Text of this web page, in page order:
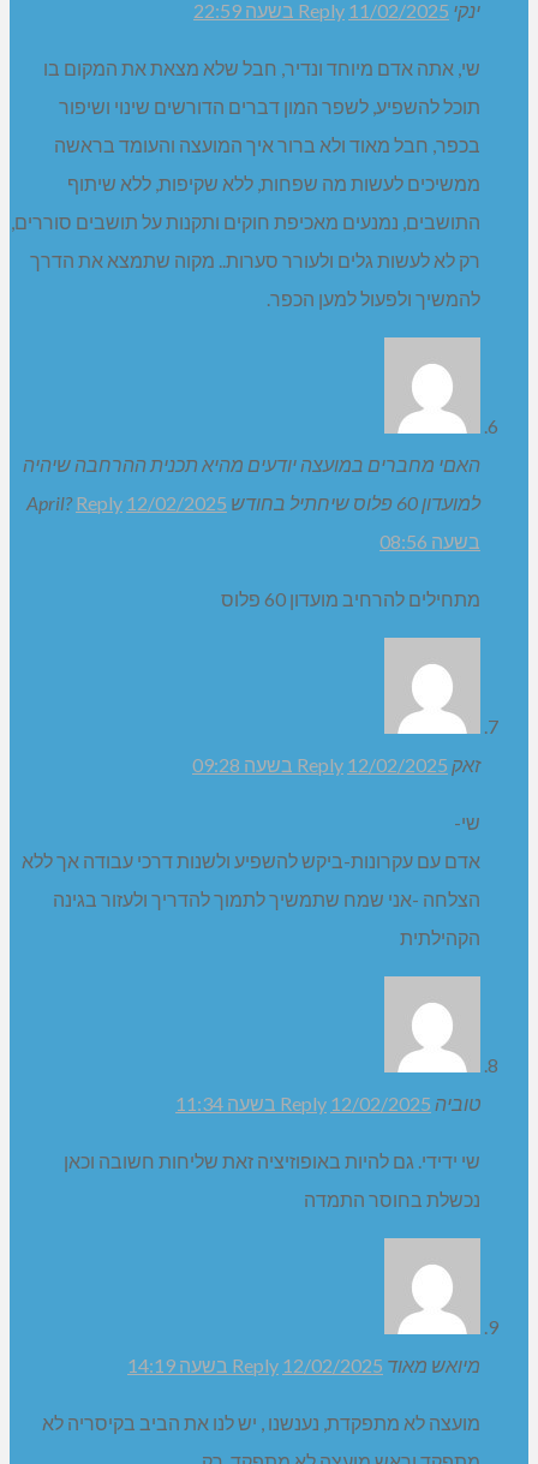
יורם Reply 11/02/2025 בשעה 21:58
תושבי כפר ורדים יפספסו אדם ערכי , חכם , מסור
והאמת – מבין אותו
11/02/2025 בשעה 22:08
שי…מצדיע לך על היושרה שלך וההליכה שלך בדרך בה אתה
מאמין!! תודה על העבודה והשרות שנתת לציבור ולקהילת
הכפר כולם כאחד!!
11/02/2025 בשעה 22:59
שי, אתה אדם מיוחד ונדיר, חבל שלא מצאת את המקום בו
תוכל להשפיע, לשפר המון דברים הדורשים שינוי ושיפור
בכפר, חבל מאוד ולא ברור איך המועצה והעומד בראשה
ממשיכים לעשות מה שפחות, ללא שקיפות, ללא שיתוף
התושבים, נמנעים מאכיפת חוקים ותקנות על תושבים סוררים,
רק לא לעשות גלים ולעורר סערות.. מקוה שתמצא את הדרך
למועדון 60 פלוס שיחתיל בחודש April?
Reply12/02/2025
בשעה 08:56
מתחילים להרחיב מועדון 60 פלוס
זאק Reply12/02/2025 בשעה 09:28